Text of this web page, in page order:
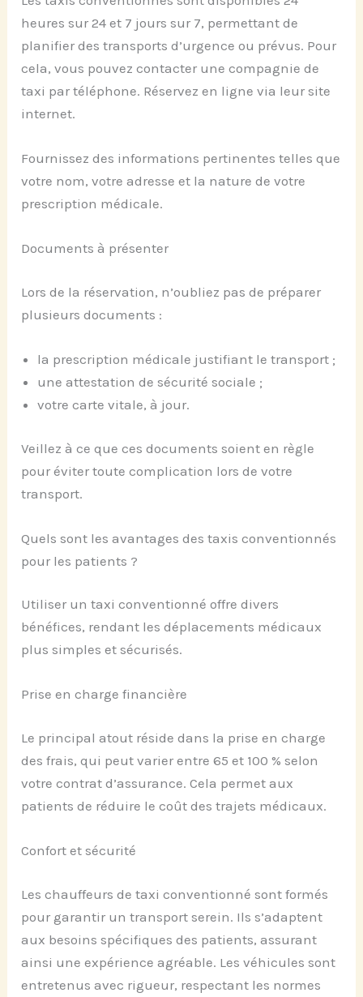
heures sur 24 et 7 jours sur 7, permettant de
planifier des transports d’urgence ou prévus. Pour
cela, vous pouvez contacter une compagnie de
taxi par téléphone. Réservez en ligne via leur site
internet.
Fournissez des informations pertinentes telles que
votre nom, votre adresse et la nature de votre
prescription médicale.
Documents à présenter
Lors de la réservation, n’oubliez pas de préparer
plusieurs documents :
la prescription médicale justifiant le transport ;
une attestation de sécurité sociale ;
votre carte vitale, à jour.
Veillez à ce que ces documents soient en règle
pour éviter toute complication lors de votre
transport.
Quels sont les avantages des taxis conventionnés
pour les patients ?
Utiliser un taxi conventionné offre divers
bénéfices, rendant les déplacements médicaux
plus simples et sécurisés.
Prise en charge financière
Le principal atout réside dans la prise en charge
des frais, qui peut varier entre 65 et 100 % selon
votre contrat d’assurance. Cela permet aux
patients de réduire le coût des trajets médicaux.
Confort et sécurité
Les chauffeurs de taxi conventionné sont formés
pour garantir un transport serein. Ils s’adaptent
aux besoins spécifiques des patients, assurant
ainsi une expérience agréable. Les véhicules sont
entretenus avec rigueur, respectant les normes